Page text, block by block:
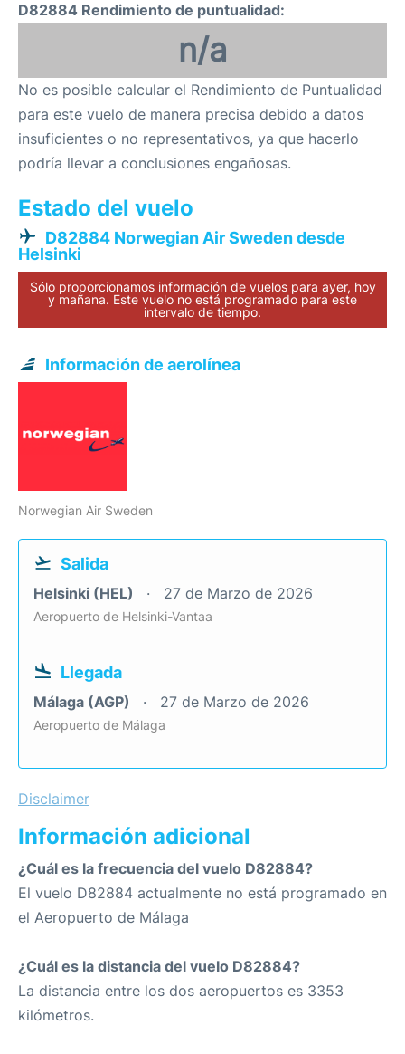
D82884 Rendimiento de puntualidad:
n/a
No es posible calcular el Rendimiento de Puntualidad
para este vuelo de manera precisa debido a datos
insuficientes o no representativos, ya que hacerlo
podría llevar a conclusiones engañosas.
Estado del vuelo
D82884 Norwegian Air Sweden desde
Helsinki
Sólo proporcionamos información de vuelos para ayer, hoy
y mañana. Este vuelo no está programado para este
intervalo de tiempo.
Información de aerolínea
Norwegian Air Sweden
Salida
Helsinki (HEL) 27 de Marzo de 2026
Aeropuerto de Helsinki-Vantaa
Llegada
Málaga (AGP) 27 de Marzo de 2026
Aeropuerto de Málaga
Disclaimer
Información adicional
¿Cuál es la frecuencia del vuelo D82884?
El vuelo D82884 actualmente no está programado en
el Aeropuerto de Málaga
¿Cuál es la distancia del vuelo D82884?
La distancia entre los dos aeropuertos es 3353
kilómetros.